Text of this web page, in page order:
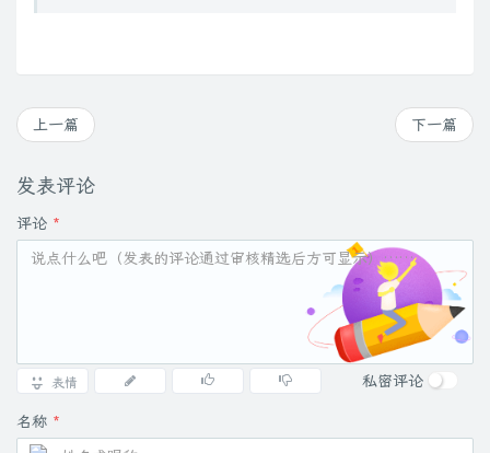
下一篇
上一篇
发表评论
评论 *
表情 私密评论
名称 *